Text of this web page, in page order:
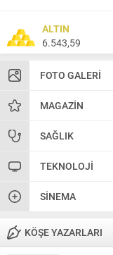
ALTIN
6.543,59
FOTO GALERI
MAGAZIN
SAĞLIK
TEKNOLOJI
SINEMA
KÖŞE YAZARLARI